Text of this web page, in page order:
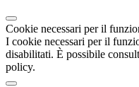
Cookie necessari per il
I cookie necessari per il
disabilitati. È possibile
policy.